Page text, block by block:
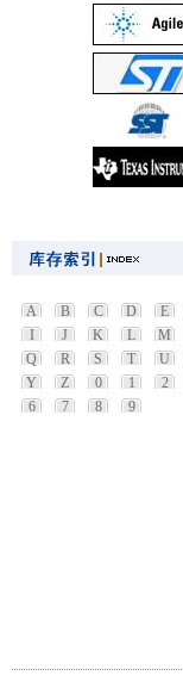
A B C D E
I
J K L M
Q
R S T U
Y
Z 0 1 2
6
7 8 9